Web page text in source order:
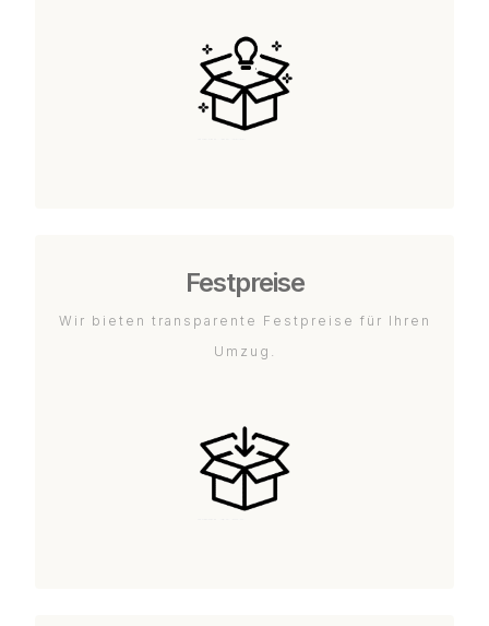
Festpreise
Wir bieten transparente Festpreise für Ihren
Umzug.